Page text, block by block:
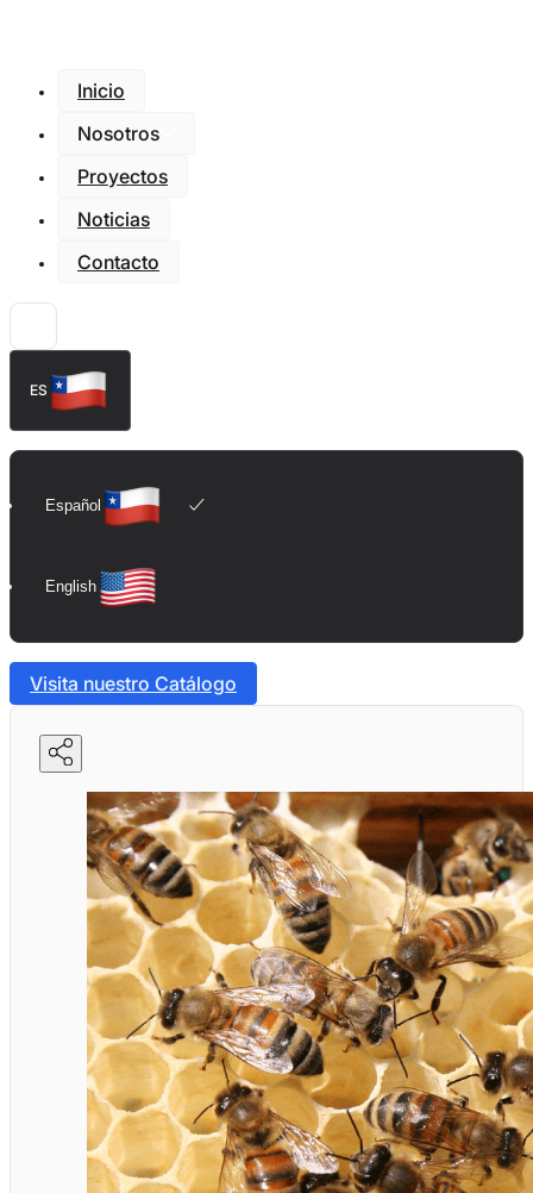
Inicio
Nosotros
Proyectos
Noticias
Contacto
ES
Español
English
Visita nuestro Catálogo